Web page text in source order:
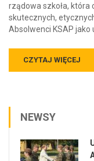
rządowa szkoła, która
skutecznych,
Absolwenci KSAP
CZYTAJ WIĘCEJ
NEWSY